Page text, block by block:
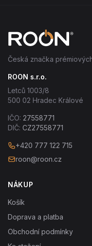
Česká značka
ROON s.r.o.
Letců 1003/8
500 02 Hradec Králové
IČO: 27558771
DIČ: CZ27558771
+420 777 122 715
roon@roon.cz
NÁKUP
Košík
Doprava a platba
Obchodní podmínky